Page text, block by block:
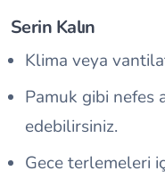
Serin Kalın
Klima veya
Pamuk gibi nefes
edebilirsiniz.
Gece terlemeleri